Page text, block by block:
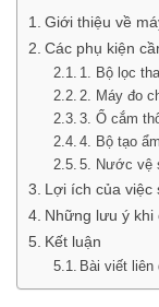
Giới thiệu về
Các phụ kiện
1. Bộ lọc
2. Máy đo
3. Ổ cắm
4. Bộ tạo ẩm
5. Nước vệ
Lợi ích của việc
Những lưu ý khi
Kết luận
Bài viết liên